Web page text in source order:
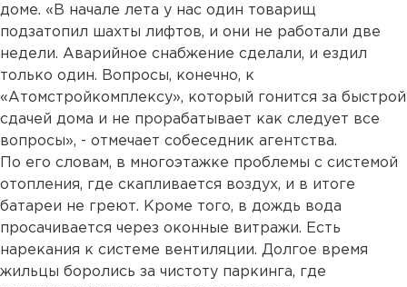
доме. «В начале лета у нас один товарищ
подзатопил шахты лифтов, и они не работали две
недели. Аварийное снабжение сделали, и ездил
только один. Вопросы, конечно, к
«Атомстройкомплексу», который гонится за быстрой
сдачей дома и не прорабатывает как следует все
вопросы», - отмечает собеседник агентства.
По его словам, в многоэтажке проблемы с системой
отопления, где скапливается воздух, и в итоге
батареи не греют. Кроме того, в дождь вода
просачивается через оконные витражи. Есть
нарекания к системе вентиляции. Долгое время
жильцы боролись за чистоту паркинга, где